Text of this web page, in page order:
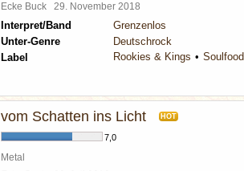
Ecke Buck 29. November 2018
Interpret/Band
Grenzenlos
Unter-Genre
Deutschrock
Label
Rookies & Kings Soulfood
vom Schatten ins Licht HOT
7,0
Metal